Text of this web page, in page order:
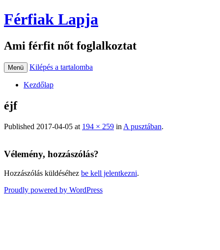
Férfiak Lapja
Ami férfit nőt foglalkoztat
Menü Kilépés a tartalomba
Kezdőlap
éjf
Published 2017-04-05 at 194 × 259 in A pusztában.
Vélemény, hozzászólás?
Hozzászólás küldéséhez be kell jelentkezni.
Proudly powered by WordPress